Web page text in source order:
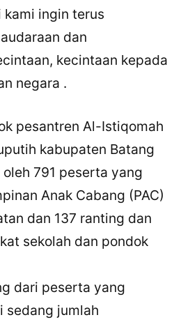
ingin terus
dan
kecintaan kepada
negara .
pesantren Al-Istiqomah
kabupaten Batang
791 peserta yang
Anak Cabang (PAC)
dan 137 ranting dan
sekolah dan pondok
dari peserta yang
sedang jumlah